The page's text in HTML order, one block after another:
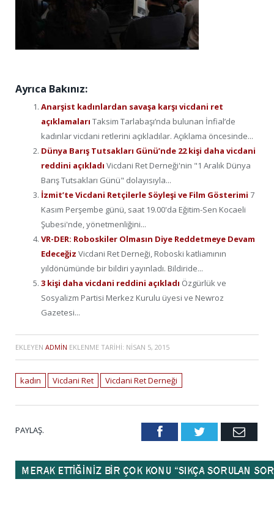
Ayrıca Bakınız:
Anarşist kadınlardan savaşa karşı vicdani ret
açıklamaları Taksim Tarlabaşı’nda bulunan İnfial’de
kadınlar vicdani retlerini açıkladılar. Açıklama öncesinde...
Dünya Barış Tutsakları Günü’nde 22 kişi daha vicdani
reddini açıkladı Vicdani Ret Derneği'nin "1 Aralık Dünya
Barış Tutsakları Günü" dolayısıyla...
İzmit’te Vicdani Retçilerle Söyleşi ve Film Gösterimi 7
Kasım Perşembe günü, saat 19.00'da Eğitim-Sen Kocaeli
Şubesi'nde, yönetmenliğini...
VR-DER: Roboskiler Olmasın Diye Reddetmeye Devam
Edeceğiz Vicdani Ret Derneği, Roboski katliamının
yıldönümünde bir bildiri yayınladı. Bildiride...
3 kişi daha vicdani reddini açıkladı Özgürlük ve
Sosyalizm Partisi Merkez Kurulu üyesi ve Newroz
Gazetesi...
EKLEYEN ADMIN EKLENME TARIHI: NISAN 5, 2015
kadın Vicdani Ret Vicdani Ret Derneği
PAYLAŞ. FacebookTwitter Email